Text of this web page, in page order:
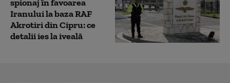
spionaj în favoarea
Iranului la baza RAF
Akrotiri din Cipru: ce
detalii ies la iveală